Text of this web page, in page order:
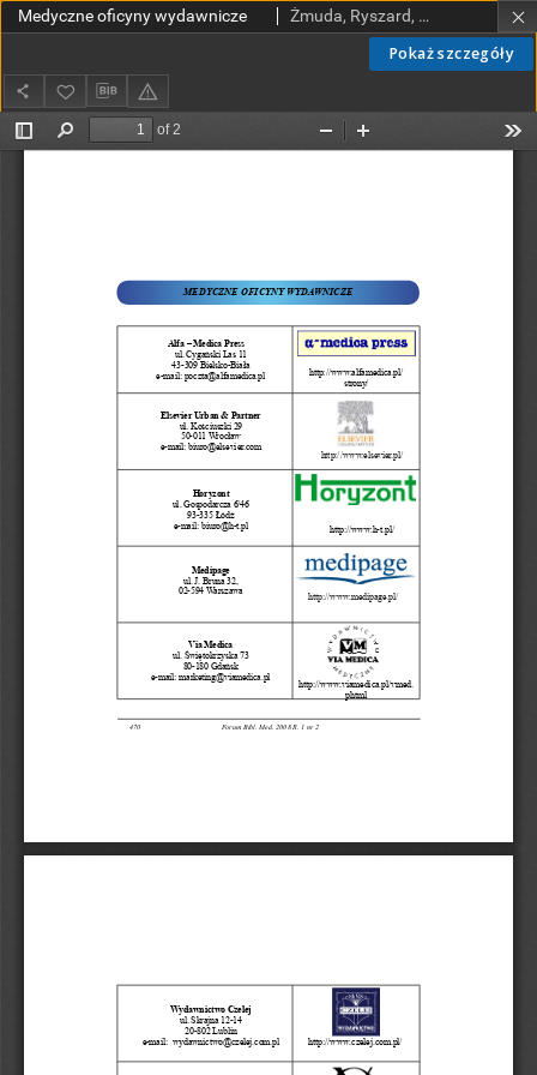
Pokaż szczegóły
Medyczne oficyny wydawnicze Żmuda, Ryszard, red. nacz.